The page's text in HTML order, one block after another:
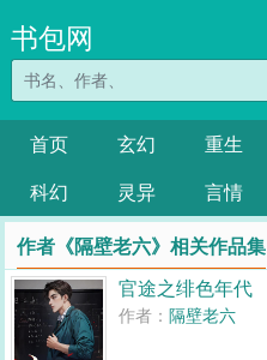
书包网
首页 玄幻 重生
科幻
灵异 言情
作者《隔壁老六》相关作品集
官途之绯色年代
作者：隔壁老六